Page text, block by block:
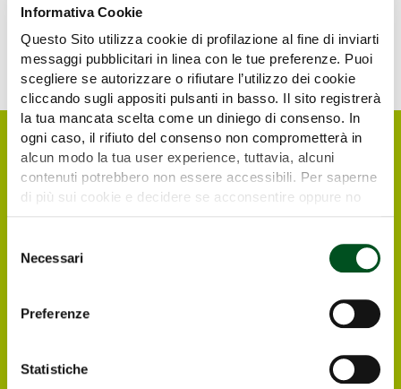
Informativa Cookie
Questo Sito utilizza cookie di profilazione al fine di inviarti
messaggi pubblicitari in linea con le tue preferenze. Puoi
scegliere se autorizzare o rifiutare l’utilizzo dei cookie
cliccando sugli appositi pulsanti in basso. Il sito registrerà
la tua mancata scelta come un diniego di consenso. In
ogni caso, il rifiuto del consenso non comprometterà in
alcun modo la tua user experience, tuttavia, alcuni
contenuti potrebbero non essere accessibili. Per saperne
di più sui cookie e decidere se acconsentire oppure no
delNecessari
Preferenze
Statistiche
Richiedi il tuo biglietto